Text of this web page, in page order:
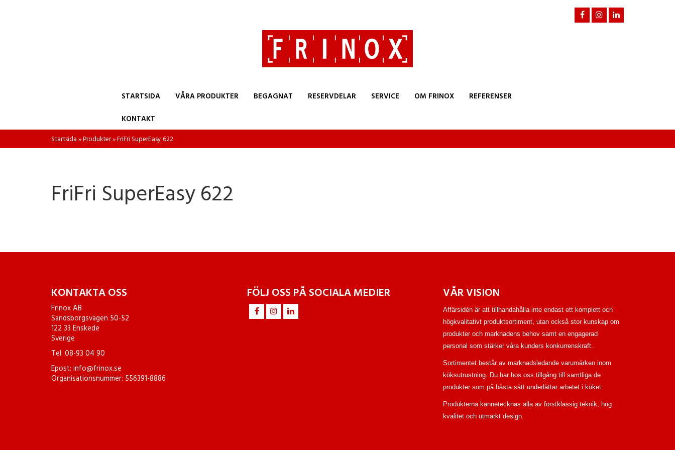
STARTSIDA VÅRA PRODUKTER BEGAGNAT RESERVDELAR SERVICE OM FRINOX
REFERENSER
KONTAKT
Startsida»Produkter»FriFri SuperEasy 622
FriFri SuperEasy 622
KONTAKTA OSS
Frinox AB
Sandsborgsvägen 50-52
122 33 Enskede
Sverige
Tel: 08-93 04 90
Epost: info@frinox.se
Organisationsnummer: 556391-8886
FÖLJ OSS PÅ SOCIALA MEDIER VÅR VISION
Affärsidén är att tillhandahålla inte endast ett komplett och
högkvalitativt produktsortiment, utan också stor kunskap om
produkter och marknadens behov samt en engagerad
personal som stärker våra kunders konkurrenskraft.
Sortimentet består av marknadsledande varumärken inom
köksutrustning. Du har hos oss tillgång till samtliga de
produkter som på bästa sätt underlättar arbetet i köket.
Produkterna kännetecknas alla av förstklassig teknik, hög
kvalitet och utmärkt design.